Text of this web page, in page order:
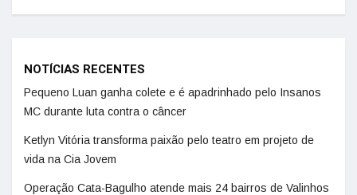
NOTÍCIAS RECENTES
Pequeno Luan ganha colete e é apadrinhado pelo Insanos
MC durante luta contra o câncer
Ketlyn Vitória transforma paixão pelo teatro em projeto de
vida na Cia Jovem
Operação Cata-Bagulho atende mais 24 bairros de Valinhos